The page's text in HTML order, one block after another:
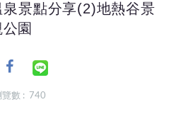
景點分享(2)地熱谷景
園
覽數 : 740